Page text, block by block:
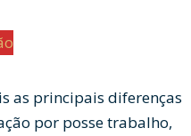
as principais diferenças
por posse trabalho,